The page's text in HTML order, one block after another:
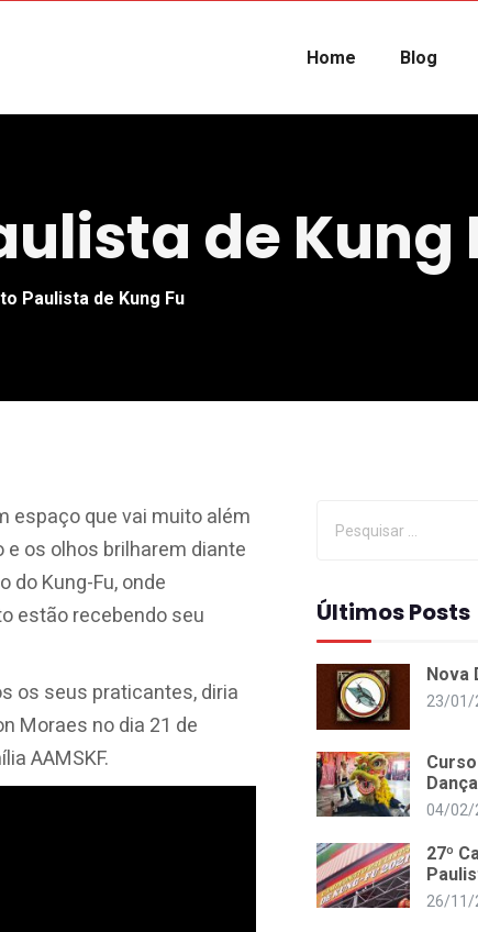
Home Blog
de Kung
Paulista de Kung Fu
espaço que vai muito além
os olhos brilharem diante
do Kung-Fu, onde
estão recebendo seu
os seus praticantes, diria
Moraes no dia 21 de
AAMSKF.
Últimos Posts
Nova
23/01/
04/02/
27º
26/11/